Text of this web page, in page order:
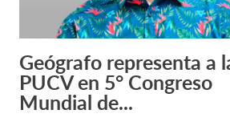
Leer
Geógrafo representa a
PUCV en 5° Congreso
Mundial de...